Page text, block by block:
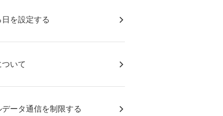
を設定する
いて
ータ通信を制限する